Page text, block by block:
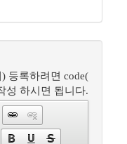
등록하려면 code(
성 하시면 됩니다.